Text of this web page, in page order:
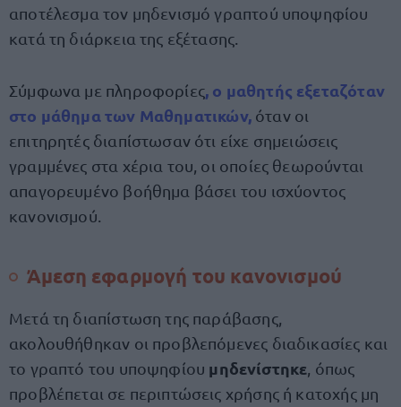
αποτέλεσμα τον μηδενισμό γραπτού υποψηφίου
κατά τη διάρκεια της εξέτασης.
Σύμφωνα με πληροφορίες, ο μαθητής εξεταζόταν
στο μάθημα των Μαθηματικών,όταν οι
επιτηρητές διαπίστωσαν ότι είχε σημειώσεις
γραμμένες στα χέρια του, οι οποίες θεωρούνται
απαγορευμένο βοήθημα βάσει του ισχύοντος
κανονισμού.
Άμεση εφαρμογή του κανονισμού
Μετά τη διαπίστωση της παράβασης,
ακολουθήθηκαν οι προβλεπόμενες διαδικασίες και
το γραπτό του υποψηφίου μηδενίστηκε , όπως
προβλέπεται σε περιπτώσεις χρήσης ή κατοχής μη